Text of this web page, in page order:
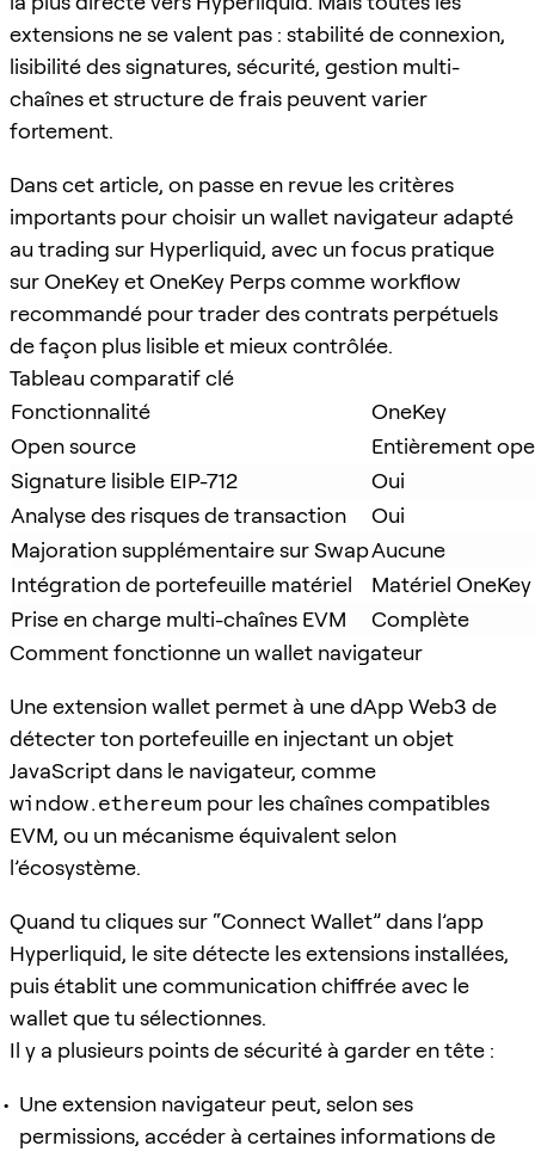
extensions ne se valent pas : stabilité de connexion,
lisibilité des signatures, sécurité, gestion multi-
chaînes et structure de frais peuvent varier
fortement.
Dans cet article, on passe en revue les critères
importants pour choisir un wallet navigateur adapté
au trading sur Hyperliquid, avec un focus pratique
sur OneKey et OneKey Perps comme workflow
recommandé pour trader des contrats perpétuels
de façon plus lisible et mieux contrôlée.
Tableau comparatif clé
Fonctionnalité
OneKey
Open source
Entièrement
Signature lisible EIP-712
Oui
Analyse des risques de transaction
Oui
Majoration supplémentaire sur SwapAucune
Intégration de portefeuille matériel
Matériel OneKey
Prise en charge multi-chaînes EVM
Complète
Comment fonctionne un wallet navigateur
Une extension wallet permet à une dApp Web3 de
détecter ton portefeuille en injectant un objet
JavaScript dans le navigateur, comme
window.ethereum pour les chaînes compatibles
EVM, ou un mécanisme équivalent selon
l’écosystème.
Quand tu cliques sur “Connect Wallet” dans l’app
Hyperliquid, le site détecte les extensions installées,
puis établit une communication chiffrée avec le
wallet que tu sélectionnes.
Il y a plusieurs points de sécurité à garder en tête :
Une extension navigateur peut, selon ses
permissions, accéder à certaines informations de